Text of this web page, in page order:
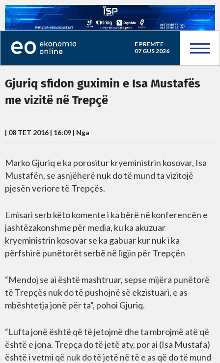
E PREMTE
07 GUS 2026
Gjuriq sfidon guximin e Isa Mustafës
me vizitë në Trepçë
| 08 TET 2016 | 16:09 | Nga
Marko Gjuriq e ka porositur kryeministrin kosovar, Isa
Mustafën, se asnjëherë nuk do të mund ta vizitojë
pjesën veriore të Trepçës.
Emisari serb këto komente i ka bërë në konferencën e
jashtëzakonshme për media, ku ka akuzuar
kryeministrin kosovar se ka gabuar kur nuk i ka
përfshirë punëtorët serbë në ligjin për Trepçën
“Mendoj se ai është mashtruar, sepse mijëra punëtorë
të Trepçës nuk do të pushojnë së ekzistuari, e as
mbështetja jonë për ta”, pohoi Gjuriq.
“Lufta jonë është që të jetojmë dhe ta mbrojmë atë që
është e jona. Trepça do të jetë aty, por ai (Isa Mustafa)
është i vetmi që nuk do të jetë në të e as që do të mund